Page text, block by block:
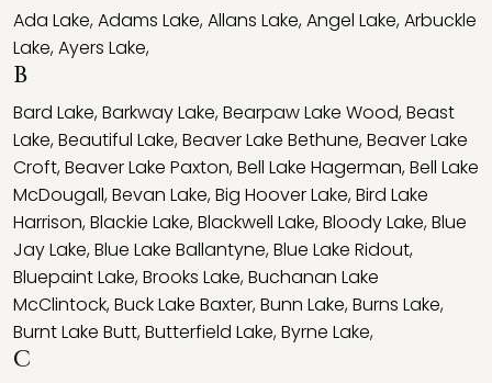
Ada Lake,Adams Lake,Allans Lake,Angel Lake,Arbuckle
Lake,Ayers Lake,
B
Bard Lake,Barkway Lake,Bearpaw Lake Wood,Beast
Lake,Beautiful Lake,Beaver Lake Bethune,Beaver Lake
Croft,Beaver Lake Paxton,Bell Lake Hagerman,Bell Lake
McDougall,Bevan Lake,Big Hoover Lake,Bird Lake
Harrison,Blackie Lake,Blackwell Lake,Bloody Lake,Blue
Jay Lake,Blue Lake Ballantyne,Blue Lake Ridout,
Bluepaint Lake,Brooks Lake,Buchanan Lake
McClintock,Buck Lake Baxter,Bunn Lake,Burns Lake,
Burnt Lake Butt,Butterfield Lake,Byrne Lake,
C